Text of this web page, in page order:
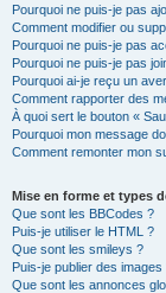
Pourquoi ne puis-je pas
Comment modifier ou
Pourquoi ne puis-je pas
Pourquoi ne puis-je pas
Pourquoi ai-je reçu un
Comment rapporter des
À quoi sert le bouton «
Pourquoi mon message
Comment remonter mon
Mise en forme et types
Que sont les BBCodes ?
Puis-je utiliser le HTML ?
Que sont les smileys ?
Puis-je publier des images
Que sont les annonces